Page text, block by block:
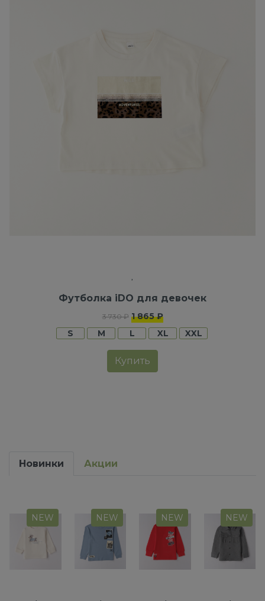
Футболка iDO для девочек
3 730 ₽ 1 865 ₽
S
M L XL XXL
Купить
Новинки Акции
NEW NEW NEW NEW